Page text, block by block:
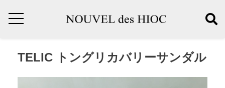
TELIC トングリカバリーサンダル